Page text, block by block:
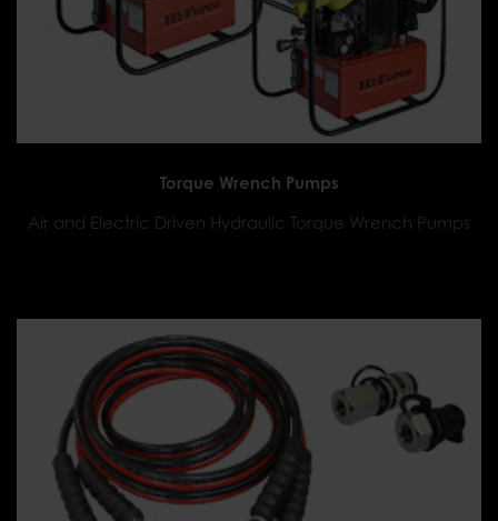
Torque Wrench Pumps
Air and Electric Driven Hydraulic Torque Wrench Pumps